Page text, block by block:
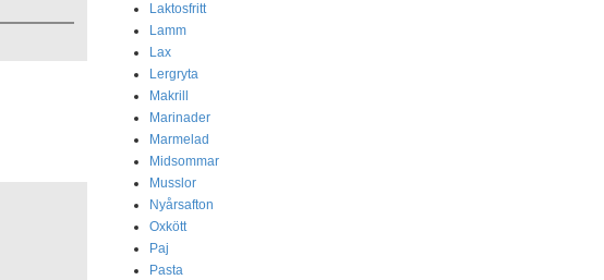
Laktosfritt
Lamm
Lax
Lergryta
Makrill
Marinader
Marmelad
Midsommar
Musslor
Nyårsafton
Oxkött
Paj
Pasta